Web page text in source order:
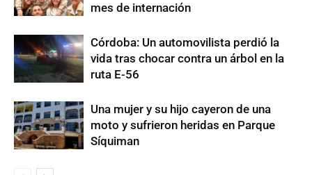
mes de internación
Córdoba: Un automovilista perdió la
vida tras chocar contra un árbol en la
ruta E-56
Una mujer y su hijo cayeron de una
moto y sufrieron heridas en Parque
Síquiman